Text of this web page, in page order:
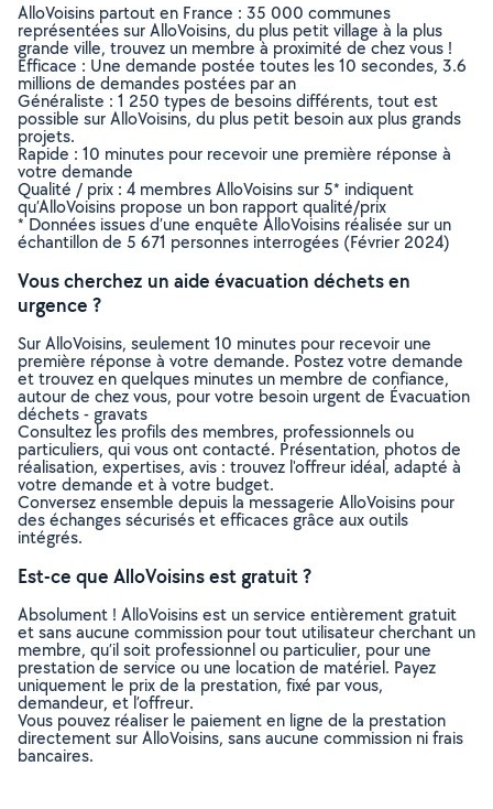
AlloVoisins partout en France : 35 000 communes
représentées sur AlloVoisins, du plus petit village à la plus
grande ville, trouvez un membre à proximité de chez vous !
Efficace : Une demande postée toutes les 10 secondes, 3.6
millions de demandes postées par an
Généraliste : 1 250 types de besoins différents, tout est
possible sur AlloVoisins, du plus petit besoin aux plus grands
projets.
Rapide : 10 minutes pour recevoir une première réponse à
votre demande
Qualité / prix : 4 membres AlloVoisins sur 5* indiquent
qu’AlloVoisins propose un bon rapport qualité/prix
* Données issues d’une enquête AlloVoisins réalisée sur un
échantillon de 5 671 personnes interrogées (Février 2024)
Vous cherchez un aide évacuation déchets en
urgence ?
Sur AlloVoisins, seulement 10 minutes pour recevoir une
première réponse à votre demande. Postez votre demande
et trouvez en quelques minutes un membre de confiance,
autour de chez vous, pour votre besoin urgent de Évacuation
déchets - gravats
Consultez les profils des membres, professionnels ou
particuliers, qui vous ont contacté. Présentation, photos de
réalisation, expertises, avis : trouvez l'offreur idéal, adapté à
votre demande et à votre budget.
Conversez ensemble depuis la messagerie AlloVoisins pour
des échanges sécurisés et efficaces grâce aux outils
intégrés.
Est-ce que AlloVoisins est gratuit ?
Absolument ! AlloVoisins est un service entièrement gratuit
et sans aucune commission pour tout utilisateur cherchant un
membre, qu’il soit professionnel ou particulier, pour une
prestation de service ou une location de matériel. Payez
uniquement le prix de la prestation, fixé par vous,
demandeur, et l’offreur.
Vous pouvez réaliser le paiement en ligne de la prestation
directement sur AlloVoisins, sans aucune commission ni frais
bancaires.